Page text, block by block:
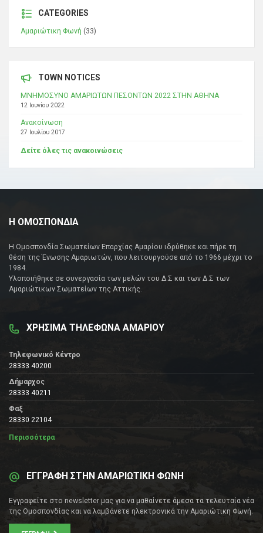
CATEGORIES
Αμαριώτικη Φωνή (33)
TOWN NOTICES
ΜΝΗΜΟΣΥΝΟ ΑΜΑΡΙΩΤΩΝ ΠΕΣΟΝΤΩΝ 2022 ΣΤΗΝ ΑΘΗΝΑ
12 Ιουνίου 2022
Ανακοίνωση
27 Ιουλίου 2017
Δείτε όλες τις ανακοινώσεις
Η ΟΜΟΣΠΟΝΔΙΑ
Η Ομοσπονδία Σωματείων Επαρχίας Αμαρίου ιδρύθηκε και πήρε τη
θέση της Ένωσης Αμαριωτών, που λειτουργούσε από το 1966 μέχρι το
1984.
Υλοποιήθηκε σε συνεργασία των μελών του Δ.Σ και των Δ.Σ των
Αμαριώτικων Σωματείων της Αττικής.
ΧΡΗΣΙΜΑ ΤΗΛΕΦΩΝΑ ΑΜΑΡΙΟΥ
Τηλεφωνικό Κέντρο
28333 40200
Δήμαρχος
28333 40211
Φαξ
28330 22104
Περισσότερα
ΕΓΓΡΑΦΗ ΣΤΗΝ ΑΜΑΡΙΩΤΙΚΗ ΦΩΝΗ
Εγγραφείτε στο newsletter μας για να μαθαίνετε άμεσα τα τελευταία νέα
της Ομοσπονδίας και να λαμβάνετε ηλεκτρονικά την Αμαριώτικη Φωνή.